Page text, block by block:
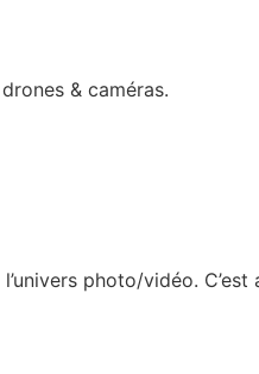
& caméras.
photo/vidéo.